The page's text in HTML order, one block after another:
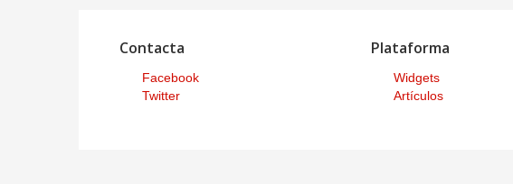
Contacta
Facebook
Twitter
Plataforma
Widgets
Artículos